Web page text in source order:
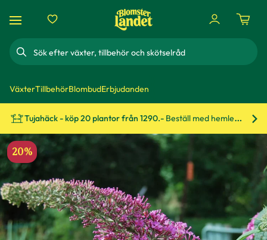
Sök
VäxterTillbehörBlombudErbjudanden
Tujahäck - köp 20 plantor från 1290.- Beställ med hemleverans!
20%